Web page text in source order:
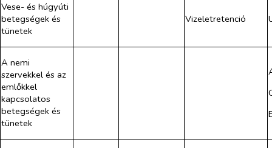
Vese- és húgyúti
betegségek és
tünetek
Vizeletretenció
A nemi
szervekkel és az
emlőkkel
kapcsolatos
betegségek és
tünetek